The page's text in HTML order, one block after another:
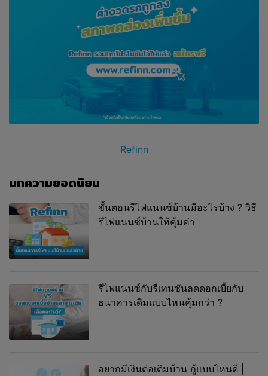
Refinn
บทความยอดนิยม
ขั้นตอนรีไฟแนนซ์บ้านมีอะไรบ้าง ? วิธี
รีไฟแนนซ์บ้านให้คุ้มค่า
รีไฟแนนซ์กับรีเทนชันลดดอกเบี้ยกับ
ธนาคารเดิมแบบไหนคุ้มกว่า ?
อยากมีเงินต่อเติมบ้าน กู้แบบไหนดี |